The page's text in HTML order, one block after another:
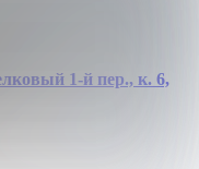
1-й пер., к. 6,